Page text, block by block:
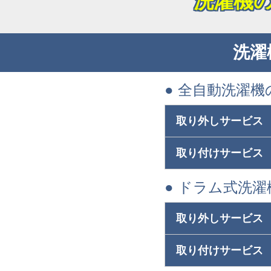
洗
● 全自動洗濯機
取り外しサービス
取り付けサービス
● ドラム式洗濯
取り外しサービス
取り付けサービス